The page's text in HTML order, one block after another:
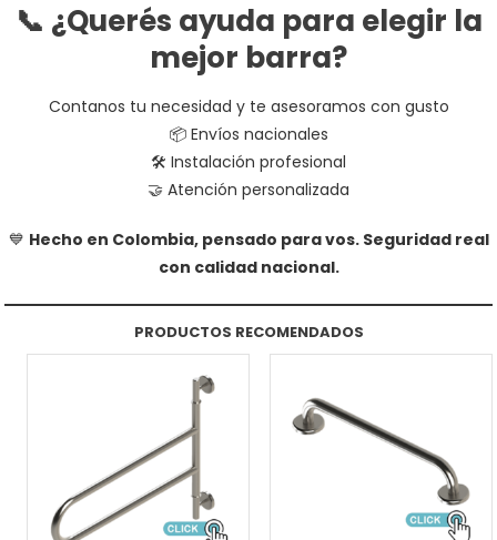
📞 ¿Querés ayuda para elegir la
mejor barra?
Contanos tu necesidad y te asesoramos con gusto
📦 Envíos nacionales
🛠️ Instalación profesional
🤝 Atención personalizada
💙 Hecho en Colombia, pensado para vos. Seguridad real
con calidad nacional.
PRODUCTOS RECOMENDADOS